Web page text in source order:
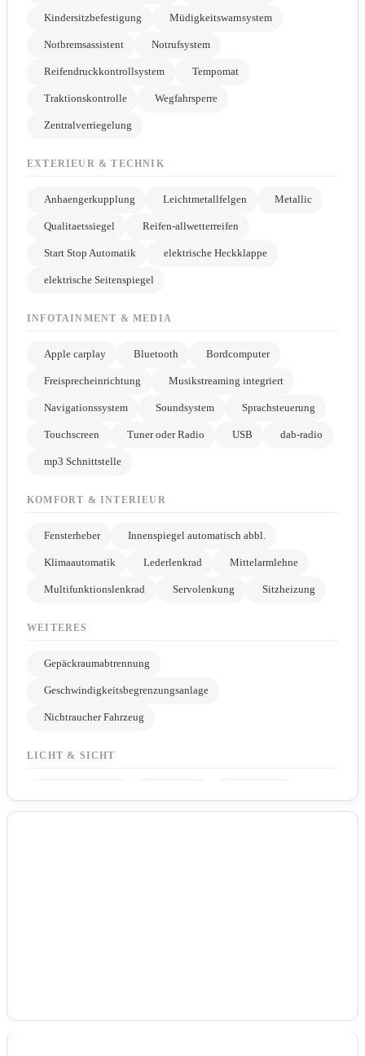
Kindersitzbefestigung Müdigkeitswarnsystem
Notbremsassistent Notrufsystem
Reifendruckkontrollsystem Tempomat
Traktionskontrolle Wegfahrsperre
Zentralverriegelung
EXTERIEUR & TECHNIK
Anhaengerkupplung Leichtmetallfelgen Metallic
Qualitaetssiegel Reifen-allwetterreifen
Start Stop Automatik elektrische Heckklappe
elektrische Seitenspiegel
INFOTAINMENT & MEDIA
Apple carplay Bluetooth Bordcomputer
Freisprecheinrichtung Musikstreaming integriert
Navigationssystem Soundsystem Sprachsteuerung
Touchscreen Tuner oder Radio USB dab-radio
mp3 Schnittstelle
KOMFORT & INTERIEUR
Fensterheber Innenspiegel automatisch abbl.
Klimaautomatik Lederlenkrad Mittelarmlehne
Multifunktionslenkrad Servolenkung Sitzheizung
WEITERES
Gepäckraumabtrennung
Geschwindigkeitsbegrenzungsanlage
Nichtraucher Fahrzeug
LICHT & SICHT